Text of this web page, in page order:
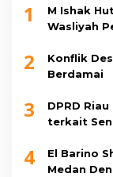
1
M Ishak
Wasliyah
2
Konflik
Berdamai
3
DPRD
terkait
4
El Barino
Medan